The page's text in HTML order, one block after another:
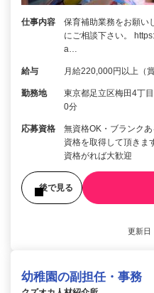
仕事内容
保育補助業務をお願い
にご相談下さい。
a…
給与 月給220,000円以上（
勤務地
東京都足立区梅田4丁
0分
応募資格
無資格OK・ブランク
資格を取得して頂き
資格がれば大歓迎
後で見る
更新日
幼稚園の副担任・事務